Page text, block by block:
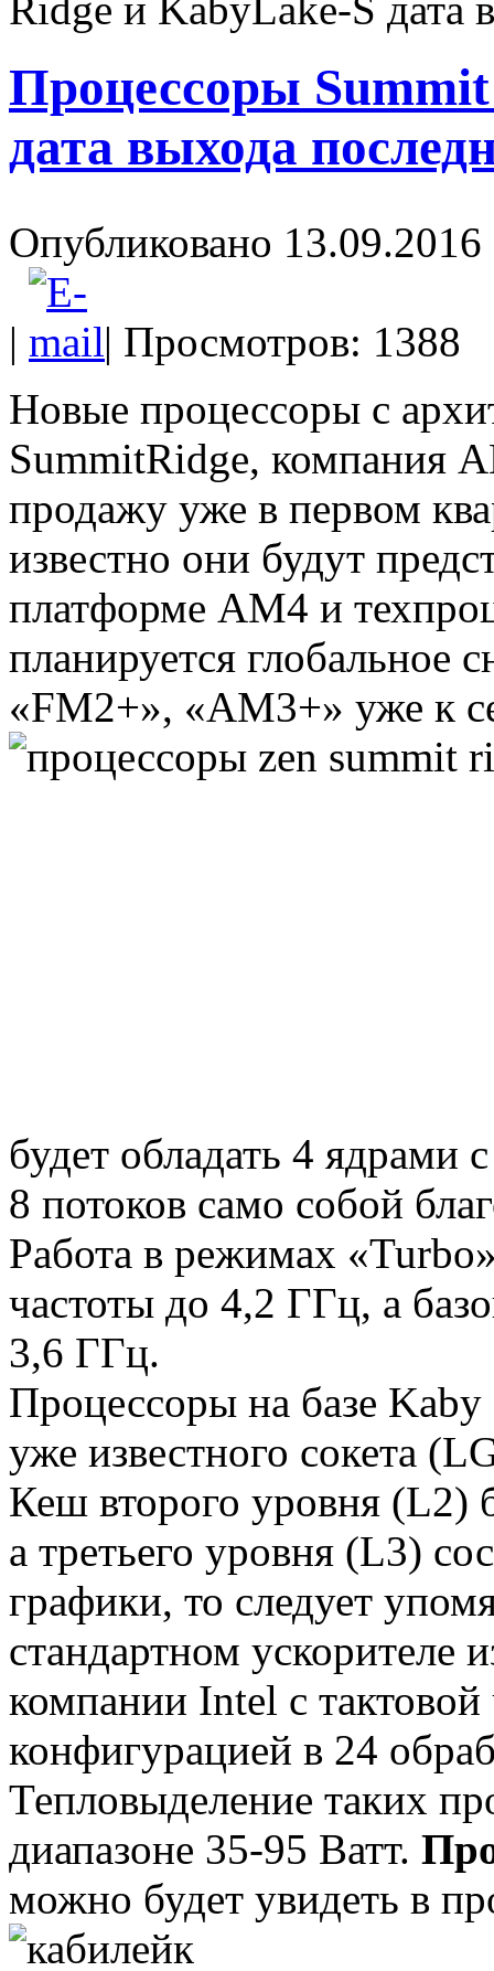
Kme(1)
Lenovo(168)
Logicpower(1)
Logitech
Majesty(2)
Manhattan(2)
Maxxtro(4)
Microsoft(22)
Modecom(2)
Motorola (2)
Msi(2)
Mytab(1)
Ncomputing(1)
Pocketbook(2)
Prestigio(9)
Primepc(16)
Rapoo (14)
Razer(27)
Revoltec(2)
Rim2000(5)
Roccat(2)
Samsung(66)
Senkatel(1)
Smartpc(4)
Solarwind(4)
Sony(37)
Speed-link(2)
Steelseries(14)
Supercomp (6)
Sven(11)
Процессоры
дата выхода
Опубликовано
|
| Просмотров: 1388
Новые процессоры с
SummitRidge, компания
продажу уже в первом
известно они будут
платформе AM4 и
планируется глобальное
«FM2+», «AM3+» уже к
будет обладать 4
8 потоков само собой
Работа в режимах
частоты до 4,2 ГГц, а
3,6 ГГц.
Процессоры на базе Kaby
уже известного сокета
Кеш второго уровня (L2)
а третьего уровня (L3)
графики, то следует
стандартном ускорителе
компании Intel с
конфигурацией в 24
Тепловыделение таких
диапазоне 35-95 Ватт.
можно будет увидеть в